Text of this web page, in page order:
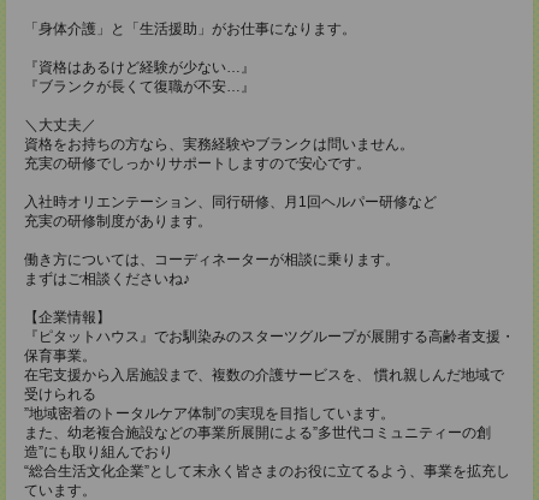
「身体介護」と「生活援助」がお仕事になります。
『資格はあるけど経験が少ない…』
『ブランクが長くて復職が不安…』
＼大丈夫／
資格をお持ちの方なら、実務経験やブランクは問いません。
充実の研修でしっかりサポートしますので安心です。
入社時オリエンテーション、同行研修、月1回ヘルパー研修など
充実の研修制度があります。
働き方については、コーディネーターが相談に乗ります。
まずはご相談くださいね♪
【企業情報】
『ピタットハウス』でお馴染みのスターツグループが展開する高齢者支援・
保育事業。
在宅支援から入居施設まで、複数の介護サービスを、 慣れ親しんだ地域で
受けられる
”地域密着のトータルケア体制”の実現を目指しています。
また、幼老複合施設などの事業所展開による”多世代コミュニティーの創
造”にも取り組んでおり
“総合生活文化企業”として末永く皆さまのお役に立てるよう、事業を拡充し
ています。